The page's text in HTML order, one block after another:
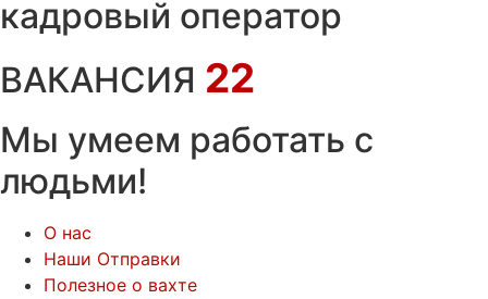
кадровый оператор
ВАКАНСИЯ 22
Мы умеем работать с
людьми!
О нас
Наши Отправки
Полезное о вахте